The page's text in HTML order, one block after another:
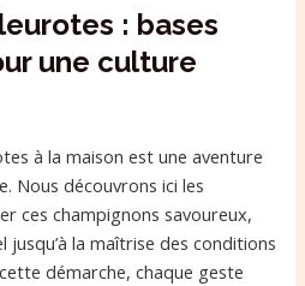
: bases
une culture
à la maison est une aventure
Nous découvrons ici les
ces champignons savoureux,
la maîtrise des conditions
démarche, chaque geste